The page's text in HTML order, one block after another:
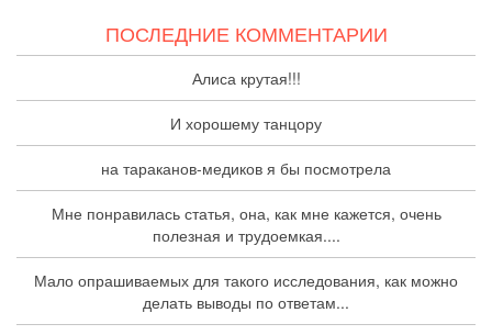
ПОСЛЕДНИЕ КОММЕНТАРИИ
Алиса крутая!!!
И хорошему танцору
на тараканов-медиков я бы посмотрела
Мне понравилась статья, она, как мне кажется, очень
полезная и трудоемкая....
Мало опрашиваемых для такого исследования, как можно
делать выводы по ответам...